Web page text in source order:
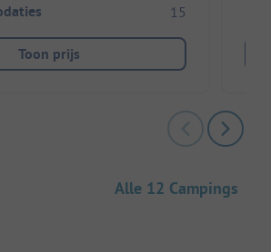
15
Toon prijs
Alle 12 Campings